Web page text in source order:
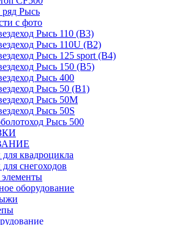
Рысь
с фото
Рысь 110 (B3)
Рысь 110U (B2)
Рысь 125 sport (B4)
Рысь 150 (B5)
Рысь 400
Рысь 50 (B1)
Рысь 50M
Рысь 50S
Рысь 500
квадроцикла
снегоходов
оборудование